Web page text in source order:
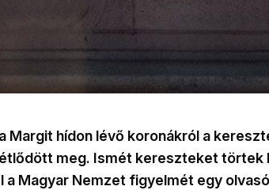
hídon lévő koronákról a
meg. Ismét kereszteket törtek
a Magyar Nemzet figyelmét egy